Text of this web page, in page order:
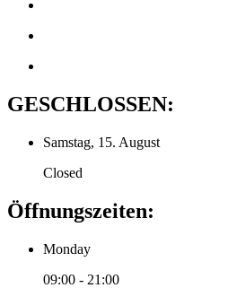
GESCHLOSSEN:
Samstag, 15. August
Closed
Öffnungszeiten:
Monday
09:00 - 21:00